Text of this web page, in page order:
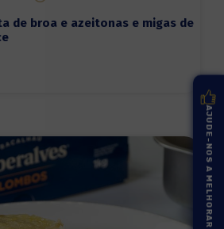
de broa e azeitonas e migas de
AJUDE-NOS A MELHORAR